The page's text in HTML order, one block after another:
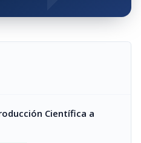
Científica a